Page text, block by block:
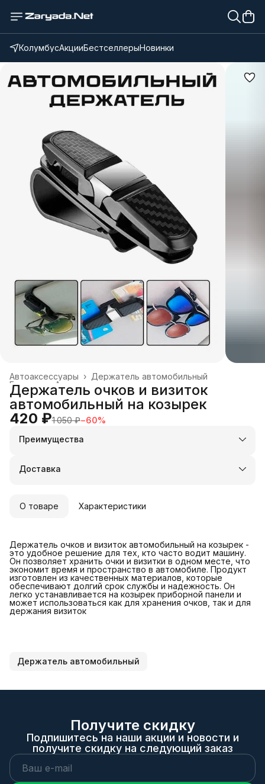
КолумбусАкцииБестселлерыНовинки
Держатель автомобильный
Автоаксессуары ›
Автотовары
Главная
Держатель очков и визиток
автомобильный на козырек
420 ₽1 050 ₽−60%
Преимущества
Оплата частями в Сплит
Удобный возврат
Доставка
О товаре Характеристики
Держатель очков и визиток автомобильный на козырек -
это удобное решение для тех, кто часто водит машину.
Он позволяет хранить очки и визитки в одном месте, что
экономит время и пространство в автомобиле. Продукт
изготовлен из качественных материалов, которые
обеспечивают долгий срок службы и надежность. Он
легко устанавливается на козырек приборной панели и
может использоваться как для хранения очков, так и для
держания визиток
Держатель автомобильный
Получите скидку
Подпишитесь на наши акции и новости и
получите скидку на следующий заказ